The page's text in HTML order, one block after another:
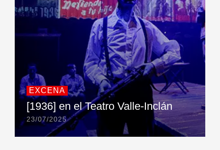
EXCENA
[1936] en el Teatro Valle-Inclán
23/07/2025